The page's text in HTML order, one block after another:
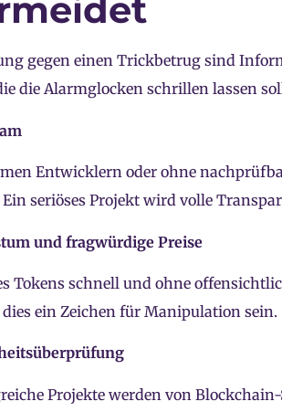
gegen einen Trickbetrug sind
die Alarmglocken schrillen lassen
Entwicklern oder ohne
seriöses Projekt wird volle
und fragwürdige Preise
Tokens schnell und ohne
ein Zeichen für Manipulation sein.
Projekte werden von